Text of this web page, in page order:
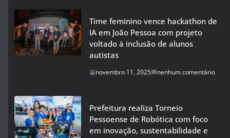
Time feminino vence hackathon de
IA em João Pessoa com projeto
voltado à inclusão de alunos
autistas
novembro 11, 2025 nenhum comentário
Prefeitura realiza Torneio
Pessoense de Robótica com foco
em inovação, sustentabilidade e